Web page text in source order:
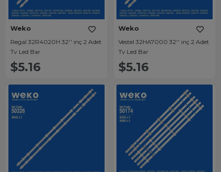
Weko
Regal 32R4020H 32'' inç 2 Adet
Tv Led Bar
$5.16
Weko
Vestel 32HA7000 32'' inç 2 Adet
Tv Led Bar
$5.16